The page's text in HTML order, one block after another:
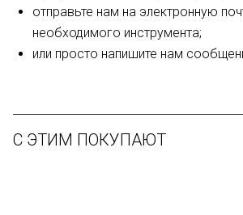
отправьте нам на электронную
необходимого инструмента;
или просто напишите нам
С ЭТИМ ПОКУПАЮТ